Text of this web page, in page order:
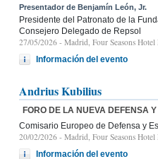
Presentador de Benjamín León, Jr.
Presidente del Patronato de la
Consejero Delegado de Repsol
27/05/2026 - Madrid, Four Seasons
Información del evento
Andrius Kubilius
FORO DE LA NUEVA DEFENSA
Comisario Europeo de Defensa y
20/02/2026 - Madrid, Four Seasons
Información del evento